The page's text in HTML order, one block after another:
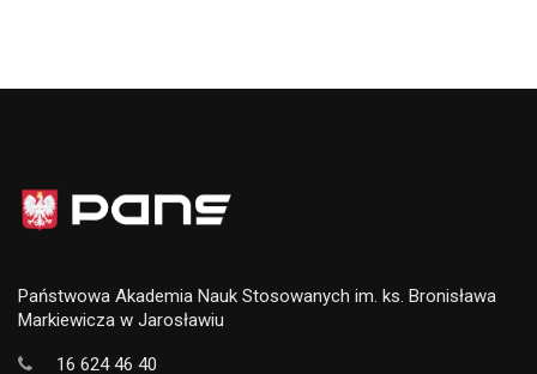
Państwowa Akademia Nauk Stosowanych im. ks. Bronisława
Markiewicza w Jarosławiu
16 624 46 40